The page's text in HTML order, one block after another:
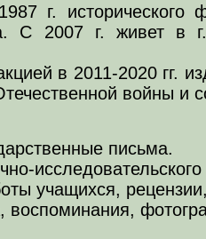
г. исторического
С 2007 г. живет в
в 2011-2020 гг.
войны и
письма.
учащихся,
воспоминания,